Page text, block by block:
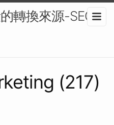
轉換來源-SEO
(217)